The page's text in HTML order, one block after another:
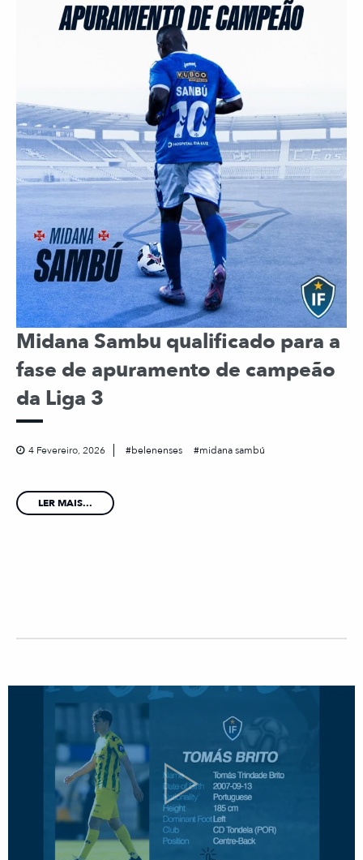
Midana Sambu qualificado para a
fase de apuramento de campeão
da Liga 3
4 Fevereiro, 2026 belenenses midana sambú
LER MAIS...